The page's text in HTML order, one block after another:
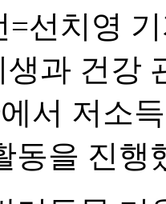
선치영
과 건강
서 저소
동을 진행